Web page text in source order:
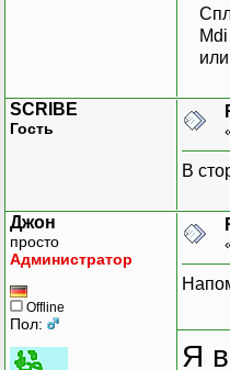
Mdi
или
SCRIBE
Гость
В
Джон
просто
Администратор
Offline
Пол:
Я